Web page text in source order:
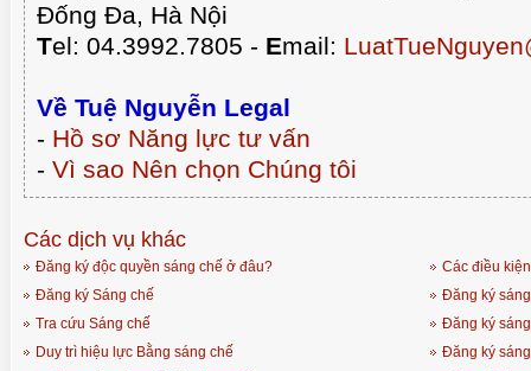
Đống Đa, Hà Nội
Tel: 04.3992.7805 - Email:
Về Tuệ Nguyễn Legal
- Hồ sơ Năng lực tư vấn
- Vì sao Nên chọn Chúng tôi
Các dịch vụ khác
Đăng ký độc quyền sáng chế ở đâu?
Đăng ký Sáng chế
Tra cứu Sáng chế
Duy trì hiệu lực Bằng sáng chế
Các điều
Đăng ký
Đăng ký
Đăng ký